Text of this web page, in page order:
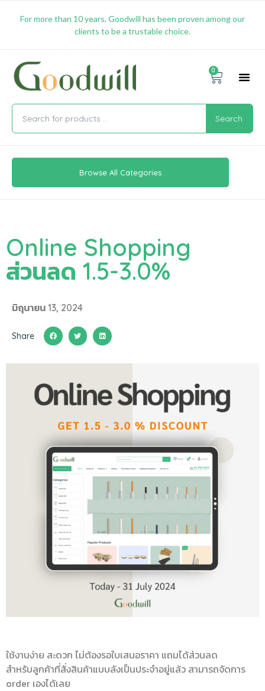
For more than 10 years, Goodwill has been proven among our
clients to be a trustable choice.
0
Search
Browse All Categories
Online Shopping
ส่วนลด 1.5-3.0%
มิถุนายน 13, 2024
Share
ใช้งานง่าย สะดวก ไม่ต้องรอใบเสนอราคา แถมได้ส่วนลด
สำหรับลูกค้าที่สั่งสินค้าแบบลังเป็นประจำอยู่แล้ว สามารถจัดการ
order เองได้เลย